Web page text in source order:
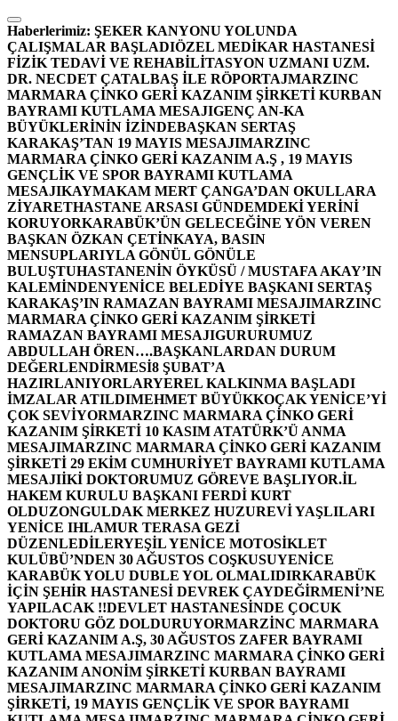
İçeriğe
atla
Haberlerimiz: ŞEKER KANYONU YOLUNDA
ÇALIŞMALAR BAŞLADIÖZEL MEDİKAR HASTANESİ
FİZİK TEDAVİ VE REHABİLİTASYON UZMANI UZM.
DR. NECDET ÇATALBAŞ İLE RÖPORTAJMARZINC
MARMARA ÇİNKO GERİ KAZANIM ŞİRKETİ KURBAN
BAYRAMI KUTLAMA MESAJIGENÇ AN-KA
BÜYÜKLERİNİN İZİNDEBAŞKAN SERTAŞ
KARAKAŞ’TAN 19 MAYIS MESAJIMARZINC
MARMARA ÇİNKO GERİ KAZANIM A.Ş , 19 MAYIS
GENÇLİK VE SPOR BAYRAMI KUTLAMA
MESAJIKAYMAKAM MERT ÇANGA’DAN OKULLARA
ZİYARETHASTANE ARSASI GÜNDEMDEKİ YERİNİ
KORUYORKARABÜK’ÜN GELECEĞİNE YÖN VEREN
BAŞKAN ÖZKAN ÇETİNKAYA, BASIN
MENSUPLARIYLA GÖNÜL GÖNÜLE
BULUŞTUHASTANENİN ÖYKÜSÜ / MUSTAFA AKAY’IN
KALEMİNDENYENİCE BELEDİYE BAŞKANI SERTAŞ
KARAKAŞ’IN RAMAZAN BAYRAMI MESAJIMARZINC
MARMARA ÇİNKO GERİ KAZANIM ŞİRKETİ
RAMAZAN BAYRAMI MESAJIGURURUMUZ
ABDULLAH ÖREN….BAŞKANLARDAN DURUM
DEĞERLENDİRMESİ8 ŞUBAT’A
HAZIRLANIYORLARYEREL KALKINMA BAŞLADI
İMZALAR ATILDIMEHMET BÜYÜKKOÇAK YENİCE’Yİ
ÇOK SEVİYORMARZINC MARMARA ÇİNKO GERİ
KAZANIM ŞİRKETİ 10 KASIM ATATÜRK’Ü ANMA
MESAJIMARZINC MARMARA ÇİNKO GERİ KAZANIM
ŞİRKETİ 29 EKİM CUMHURİYET BAYRAMI KUTLAMA
MESAJIİKİ DOKTORUMUZ GÖREVE BAŞLIYOR.İL
HAKEM KURULU BAŞKANI FERDİ KURT
OLDUZONGULDAK MERKEZ HUZUREVİ YAŞLILARI
YENİCE IHLAMUR TERASA GEZİ
DÜZENLEDİLERYEŞİL YENİCE MOTOSİKLET
KULÜBÜ’NDEN 30 AĞUSTOS COŞKUSUYENİCE
KARABÜK YOLU DUBLE YOL OLMALIDIRKARABÜK
İÇİN ŞEHİR HASTANESİ DEVREK ÇAYDEĞİRMENİ’NE
YAPILACAK !!DEVLET HASTANESİNDE ÇOCUK
DOKTORU GÖZ DOLDURUYORMARZİNC MARMARA
GERİ KAZANIM A.Ş, 30 AĞUSTOS ZAFER BAYRAMI
KUTLAMA MESAJIMARZINC MARMARA ÇİNKO GERİ
KAZANIM ANONİM ŞİRKETİ KURBAN BAYRAMI
MESAJIMARZINC MARMARA ÇİNKO GERİ KAZANIM
ŞİRKETİ, 19 MAYIS GENÇLİK VE SPOR BAYRAMI